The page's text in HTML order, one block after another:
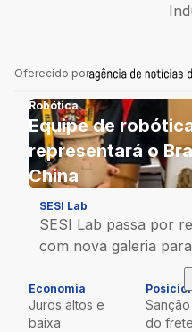
Oferecido por
Robótica
Equipe de
representará o
China
SESI Lab
SESI Lab passa por
com nova galeria
Economia
Juros altos e
baixa
do